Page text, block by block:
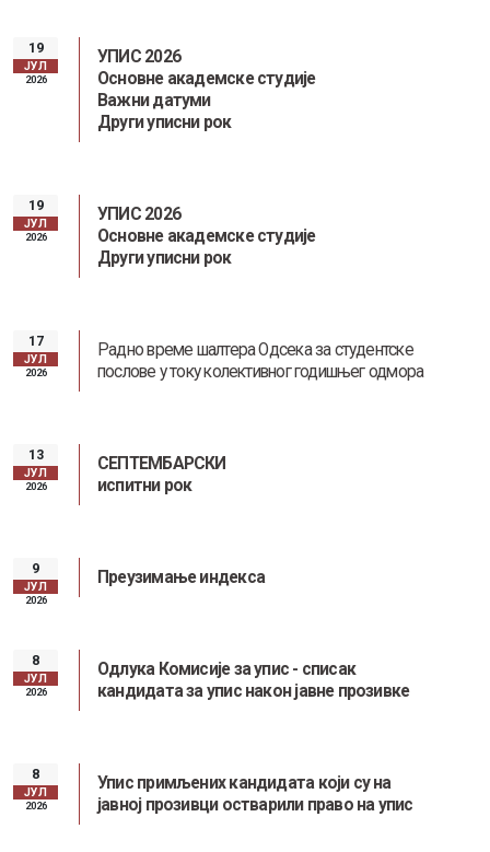
19
ЈУЛ
2026
УПИС 2026
Основне академске студије
Важни датуми
Други уписни рок
19
ЈУЛ
2026
УПИС 2026
Основне академске студије
Други уписни рок
17
ЈУЛ
2026
Радно време шалтера Одсека за студентске
послове у току колективног годишњег одмора
13
ЈУЛ
2026
СЕПТЕМБАРСКИ
испитни рок
9
ЈУЛ
2026
Преузимање индекса
8
ЈУЛ
2026
Одлука Комисије за упис - списак
кандидата за упис након јавне прозивке
8
ЈУЛ
2026
Упис примљених кандидата који су на
јавној прозивци остварили право на упис